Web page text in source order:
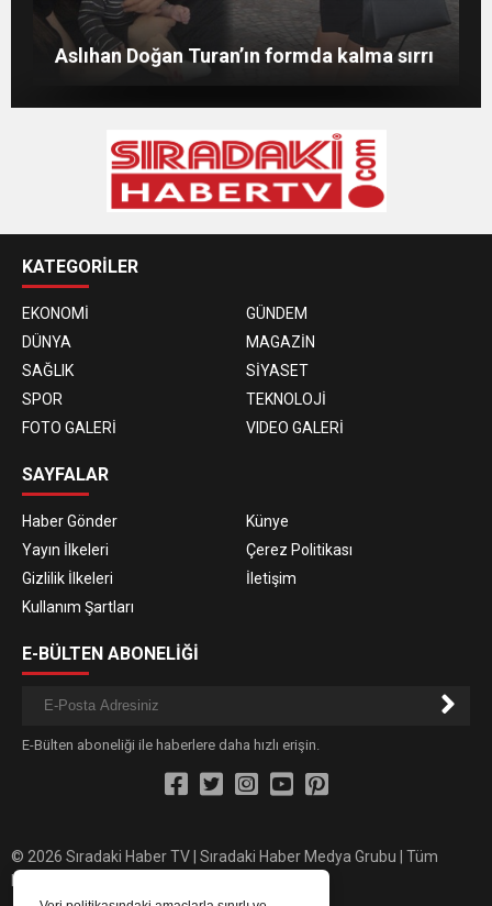
Evlat mücadelesi veren baba: “Biz
ağlarken HDP’liler düğün yapıyor”
Aslıhan Doğan Turan’ın formda kalma sırrı
Merve Boluğur kahkahalarıyla dikkat çekti
Merve Şarapçıoğlu’dan eski eşi Berk
Oktay’a gönderme
KATEGORİLER
EKONOMİ
GÜNDEM
DÜNYA
MAGAZİN
SAĞLIK
SİYASET
SPOR
TEKNOLOJİ
FOTO GALERİ
VIDEO GALERİ
SAYFALAR
Haber Gönder
Künye
Yayın İlkeleri
Çerez Politikası
Gizlilik İlkeleri
İletişim
Kullanım Şartları
E-BÜLTEN ABONELİĞİ
E-Bülten aboneliği ile haberlere daha hızlı erişin.
© 2026 Sıradaki Haber TV | Sıradaki Haber Medya Grubu | Tüm
hakları saklıdır.